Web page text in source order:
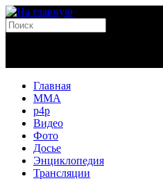
Главная
MMA
p4p
Видео
Фото
Досье
Энциклопедия
Трансляции